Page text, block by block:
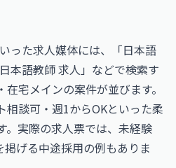
った求人媒体には、「日本語
本語教師 求人」などで検索す
宅メインの案件が並びます。
相談可・週1からOKといった柔
。実際の求人票では、未経験
げる中途採用の例もありま